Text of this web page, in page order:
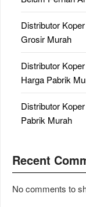
Distributor
Grosir Murah
Distributor
Harga Pabrik
Distributor
Pabrik Murah
Recent
No comments to